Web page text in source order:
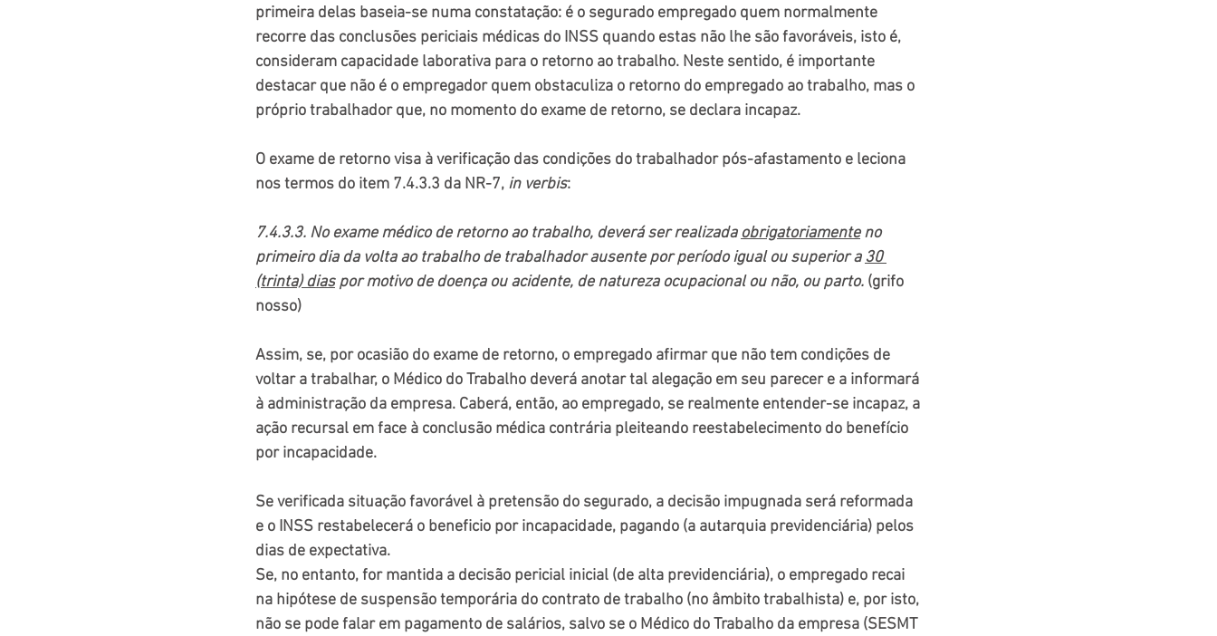
primeira delas baseia-se numa constatação: é o segurado empregado quem normalmente
recorre das conclusões periciais médicas do INSS quando estas não lhe são favoráveis, isto é,
consideram capacidade laborativa para o retorno ao trabalho. Neste sentido, é importante
destacar que não é o empregador quem obstaculiza o retorno do empregado ao trabalho, mas o
próprio trabalhador que, no momento do exame de retorno, se declara incapaz.
O exame de retorno visa à verificação das condições do trabalhador pós-afastamento e leciona
nos termos do item 7.4.3.3 da NR-7, in verbis:
7.4.3.3. No exame médico de retorno ao trabalho, deverá ser realizada obrigatoriamente no
primeiro dia da volta ao trabalho de trabalhador ausente por período igual ou superior a 30
(trinta) dias por motivo de doença ou acidente, de natureza ocupacional ou não, ou parto. (grifo
nosso)
Assim, se, por ocasião do exame de retorno, o empregado afirmar que não tem condições de
voltar a trabalhar, o Médico do Trabalho deverá anotar tal alegação em seu parecer e a informará
à administração da empresa. Caberá, então, ao empregado, se realmente entender-se incapaz, a
ação recursal em face à conclusão médica contrária pleiteando reestabelecimento do benefício
por incapacidade.
Se verificada situação favorável à pretensão do segurado, a decisão impugnada será reformada
e o INSS restabelecerá o beneficio por incapacidade, pagando (a autarquia previdenciária) pelos
dias de expectativa.
Se, no entanto, for mantida a decisão pericial inicial (de alta previdenciária), o empregado recai
na hipótese de suspensão temporária do contrato de trabalho (no âmbito trabalhista) e, por isto,
não se pode falar em pagamento de salários, salvo se o Médico do Trabalho da empresa (SESMT